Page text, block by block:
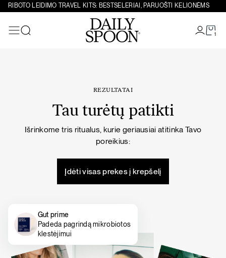
Eiti prie turinio
RIBOTO LEIDIMO TRAVEL KITS: BESTSELERIAI, PARUOŠTI KELIONĖMS
1
REZULTATAI
Tau turėtų patikti
Išrinkome tris ritualus, kurie geriausiai atitinka Tavo
poreikius:
Įdėti visas prekes į krepšelį
Gut prime
Padeda pagrindą mikrobiotos
klestėjimui